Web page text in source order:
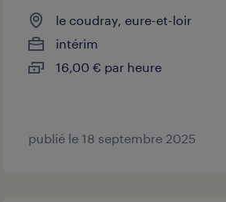
le coudray, eure-et-loir
intérim
16,00 € par heure
publié le 18 septembre 2025